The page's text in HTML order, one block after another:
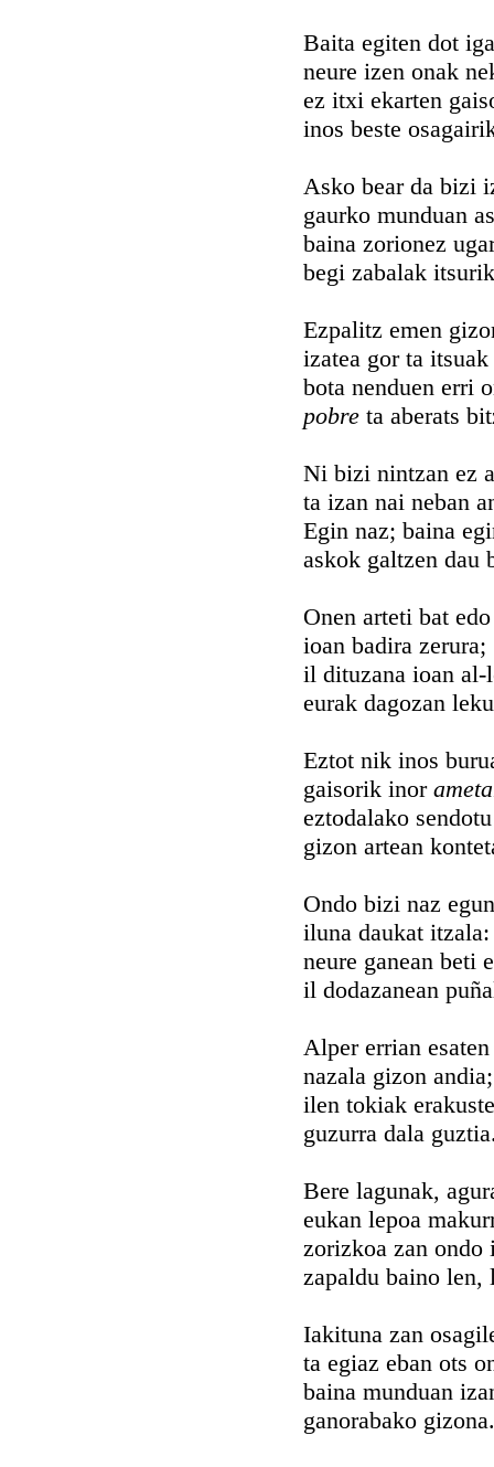
Baita egiten dot
neure izen onak
ez itxi ekarten
inos beste
Asko bear da bizi
gaurko munduan
baina zorionez
begi zabalak
Ezpalitz emen
izatea gor ta itsuak
bota nenduen erri
pobre ta aberats
Ni bizi nintzan ez
ta izan nai neban
Egin naz; baina
askok galtzen dau
Onen arteti bat
ioan badira zerura;
il dituzana ioan al-
eurak dagozan
Eztot nik inos
gaisorik inor
eztodalako
gizon artean
Ondo bizi naz
iluna daukat itzala:
neure ganean beti
il dodazanean
Alper errian esaten
nazala gizon andia;
ilen tokiak
guzurra dala
Bere lagunak,
eukan lepoa
zorizkoa zan ondo
zapaldu baino len,
Iakituna zan
ta egiaz eban ots
baina munduan
ganorabako gizona.